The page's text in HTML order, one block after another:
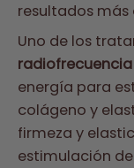
resultados más
Uno de los
energía para
colágeno y
firmeza y
estimulación